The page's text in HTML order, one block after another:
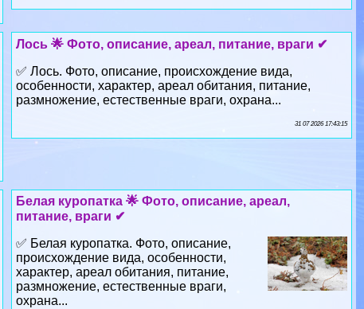
Лось 🌟 Фото, описание, ареал, питание, враги ✔
✅ Лось. Фото, описание, происхождение вида,
особенности, хаpaктер, ареал обитания, питание,
размножение, естественные враги, охрана...
31 07 2026 17:43:15
Белая куропатка 🌟 Фото, описание, ареал,
питание, враги ✔
✅ Белая куропатка. Фото, описание,
происхождение вида, особенности,
хаpaктер, ареал обитания, питание,
размножение, естественные враги,
охрана...